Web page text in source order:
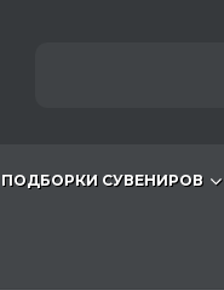
ПОДБОРКИ СУВЕНИРОВ